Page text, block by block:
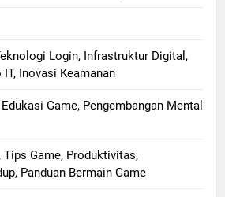
Login, Infrastruktur Digital,
Inovasi Keamanan
Game, Pengembangan Mental
Tips Game, Produktivitas,
Panduan Bermain Game